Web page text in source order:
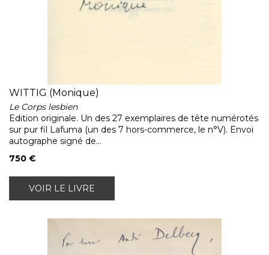
WITTIG (Monique)
Le Corps lesbien
Edition originale. Un des 27 exemplaires de tête numérotés
sur pur fil Lafuma (un des 7 hors-commerce, le n°V). Envoi
autographe signé de...
750 €
VOIR LE LIVRE